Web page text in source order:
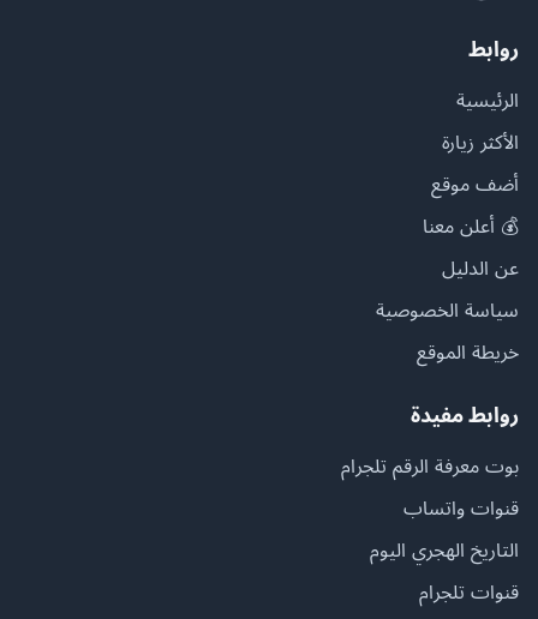
روابط
الرئيسية
الأكثر زيارة
أضف موقع
💰 أعلن معنا
عن الدليل
سياسة الخصوصية
خريطة الموقع
روابط مفيدة
بوت معرفة الرقم تلجرام
قنوات واتساب
التاريخ الهجري اليوم
قنوات تلجرام